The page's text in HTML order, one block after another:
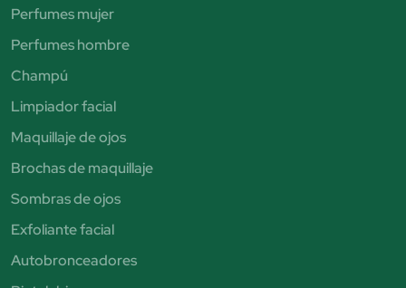
Perfumes mujer
Perfumes hombre
Champú
Limpiador facial
Maquillaje de ojos
Brochas de maquillaje
Sombras de ojos
Exfoliante facial
Autobronceadores